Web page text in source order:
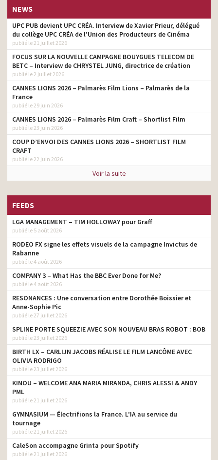
NEWS
UPC PUB devient UPC CRÉA. Interview de Xavier Prieur, délégué
du collège UPC CRÉA de l’Union des Producteurs de Cinéma
publié le 21 juillet 2026
FOCUS SUR LA NOUVELLE CAMPAGNE BOUYGUES TELECOM DE
BETC – Interview de CHRYSTEL JUNG, directrice de création
publié le 2 juillet 2026
CANNES LIONS 2026 – Palmarès Film Lions – Palmarès de la
France
publié le 29 juin 2026
CANNES LIONS 2026 – Palmarès Film Craft – Shortlist Film
publié le 23 juin 2026
COUP D’ENVOI DES CANNES LIONS 2026 – SHORTLIST FILM
CRAFT
publié le 22 juin 2026
Voir la suite
FEEDS
LGA MANAGEMENT – TIM HOLLOWAY pour Graff
publié le 5 août 2026
RODEO FX signe les effets visuels de la campagne Invictus de
Rabanne
publié le 4 août 2026
COMPANY 3 – What Has the BBC Ever Done for Me?
publié le 4 août 2026
RESONANCES : Une conversation entre Dorothée Boissier et
Anne-Sophie Pic
publié le 27 juillet 2026
SPLINE PORTE SQUEEZIE AVEC SON NOUVEAU BRAS ROBOT : BOB
publié le 23 juillet 2026
BIRTH LX – CARLIJN JACOBS RÉALISE LE FILM LANCÔME AVEC
OLIVIA RODRIGO
publié le 23 juillet 2026
KINOU – WELCOME ANA MARIA MIRANDA, CHRIS ALESSI & ANDY
PML
publié le 21 juillet 2026
GYMNASIUM — Électrifions la France. L’IA au service du
tournage
publié le 21 juillet 2026
CaleSon accompagne Grinta pour Spotify
publié le 21 juillet 2026